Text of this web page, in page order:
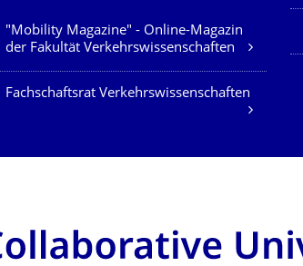
"Mobility Magazine" - Online-Magazin
der Fakultät Verkehrswissenschaften
Fachschaftsrat Verkehrswissenschaften